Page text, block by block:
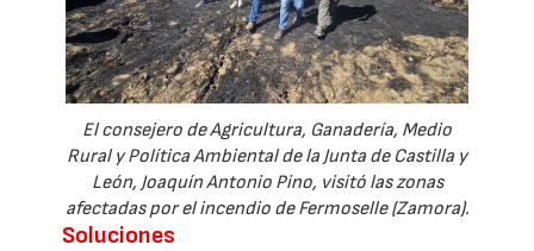
El consejero de Agricultura, Ganadería, Medio
Rural y Política Ambiental de la Junta de Castilla y
León, Joaquín Antonio Pino, visitó las zonas
afectadas por el incendio de Fermoselle (Zamora).
Soluciones